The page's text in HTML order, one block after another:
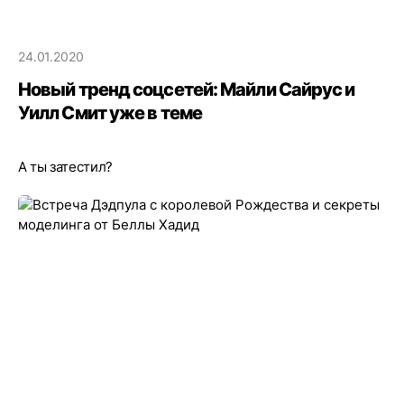
24.01.2020
Новый тренд соцсетей: Майли Сайрус и
Уилл Смит уже в теме
А ты затестил?